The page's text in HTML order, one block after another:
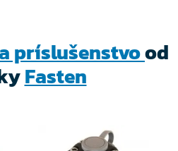
majú na koncoch
bod, ktorý ľahko
je pevne spojené
príslušenstvood
Fasten